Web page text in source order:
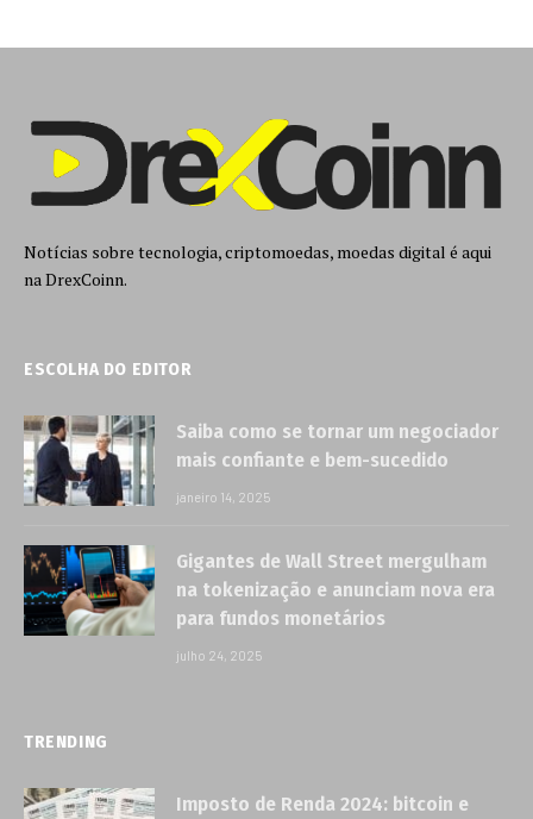
Notícias sobre tecnologia, criptomoedas, moedas digital é aqui
na DrexCoinn.
ESCOLHA DO EDITOR
Saiba como se tornar um negociador
mais confiante e bem-sucedido
janeiro 14, 2025
Gigantes de Wall Street mergulham
na tokenização e anunciam nova era
para fundos monetários
julho 24, 2025
TRENDING
Imposto de Renda 2024: bitcoin e